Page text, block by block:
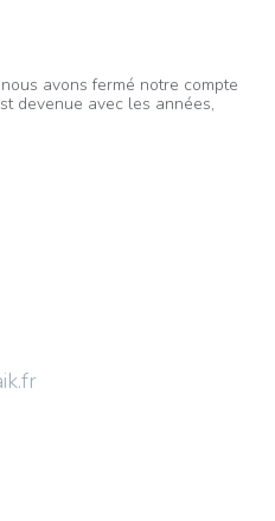
avons fermé notre compte
devenue avec les années,